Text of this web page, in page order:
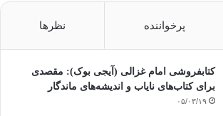
پرخواننده نظرها
کتابفروشی امام غزالی (آیجی بوک): مقصدی
برای کتاب‌های نایاب و اندیشه‌های ماندگار
۰۵/۰۳/۱۹